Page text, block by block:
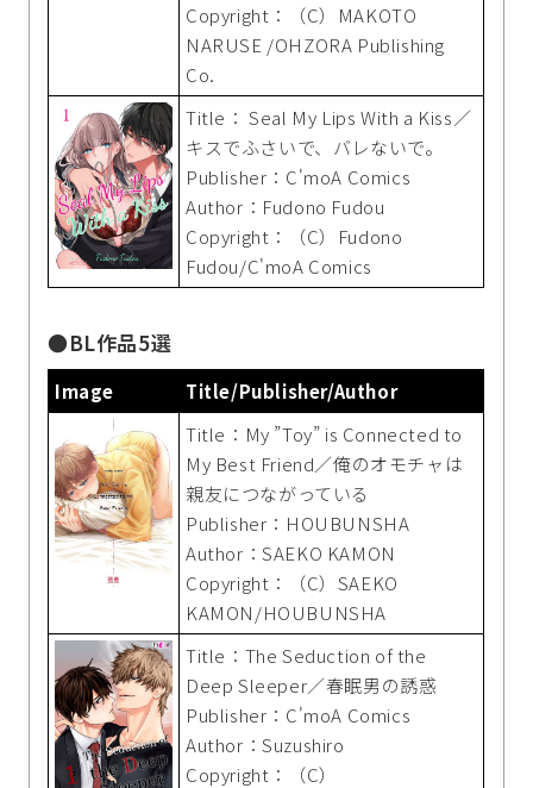
Copyright：（C）MAKOTO
NARUSE /OHZORA Publishing
Co.
Title： Seal My Lips With a Kiss／
キスでふさいで、バレないで。
Publisher：C'moA Comics
Author：Fudono Fudou
Copyright：（C）Fudono
Fudou/C'moA Comics
●BL作品5選
Image
Title/Publisher/Author
Title：My ”Toy” is Connected to
My Best Friend／俺のオモチャは
親友につながっている
Publisher：HOUBUNSHA
Author：SAEKO KAMON
Copyright：（C）SAEKO
KAMON/HOUBUNSHA
Title：The Seduction of the
Deep Sleeper／春眠男の誘惑
Publisher：C'moA Comics
Author：Suzushiro
Copyright：（C）